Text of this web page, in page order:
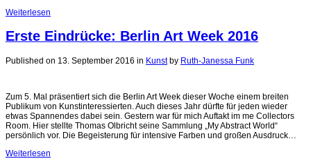
Weiterlesen
Erste Eindrücke: Berlin Art Week 2016
Published on 13. September 2016 in Kunst by Ruth-Janessa Funk
Zum 5. Mal präsentiert sich die Berlin Art Week dieser Woche einem breiten
Publikum von Kunstinteressierten. Auch dieses Jahr dürfte für jeden wieder
etwas Spannendes dabei sein. Gestern war für mich Auftakt im me Collectors
Room. Hier stellte Thomas Olbricht seine Sammlung „My Abstract World“
persönlich vor. Die Begeisterung für intensive Farben und großen Ausdruck…
Weiterlesen